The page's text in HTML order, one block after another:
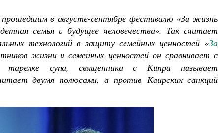
в августе-сентябре фестивалю «За жизнь
семья и будущее человечества». Так считает
технологий в защиту семейных ценностей «За
жизни и семейных ценностей он сравнивает с
тарелке супа, священника с Кипра называет
двумя полюсами, а против Каирских санкций